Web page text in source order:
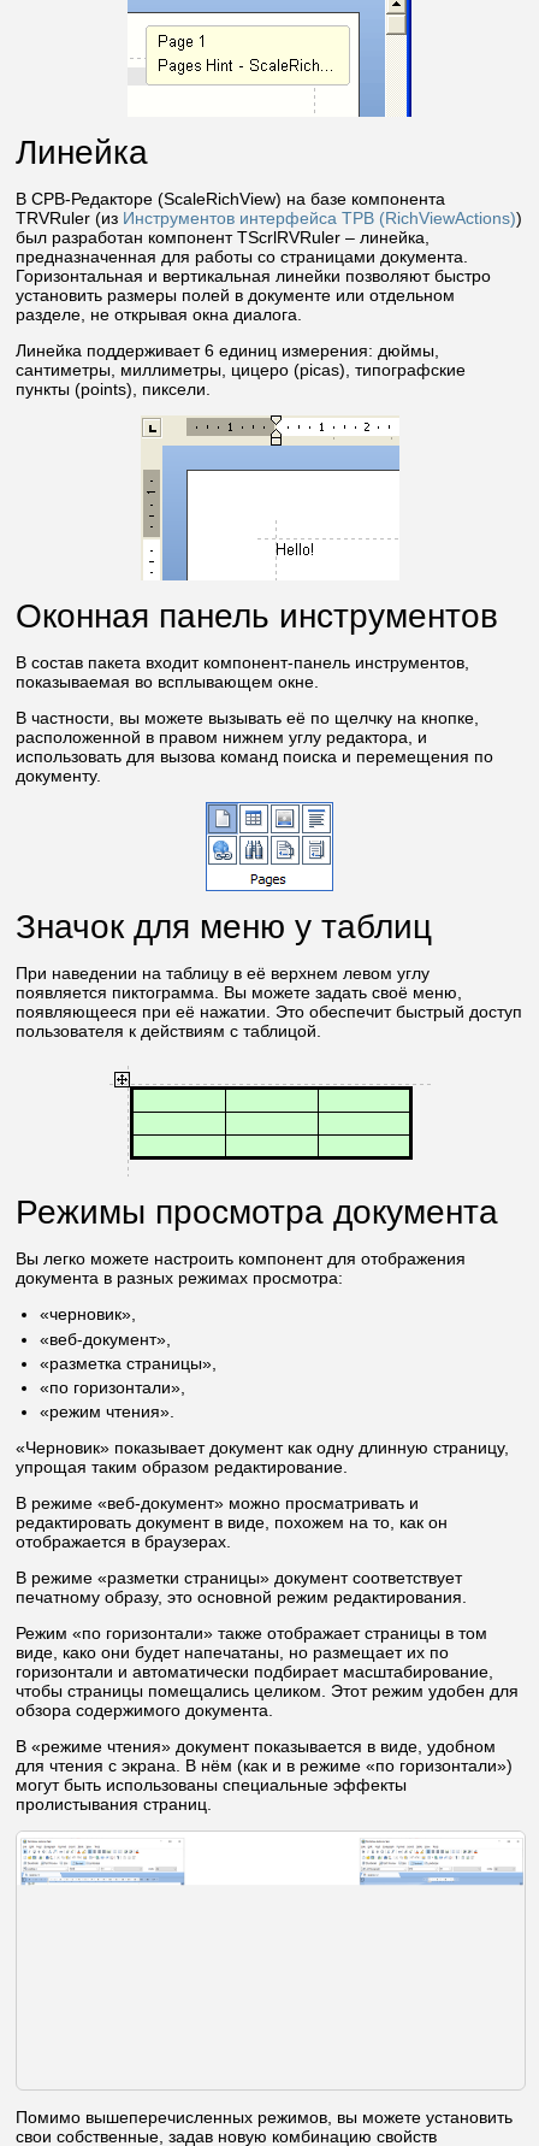
Линейка
В СРВ-Редакторе (ScaleRichView) на базе компонента
TRVRuler (из Инструментов интерфейса ТРВ (RichViewActions))
был разработан компонент TScrlRVRuler – линейка,
предназначенная для работы со страницами документа.
Горизонтальная и вертикальная линейки позволяют быстро
установить размеры полей в документе или отдельном
разделе, не открывая окна диалога.
Линейка поддерживает 6 единиц измерения: дюймы,
сантиметры, миллиметры, цицеро (picas), типографские
пункты (points), пиксели.
Оконная панель инструментов
В состав пакета входит компонент-панель инструментов,
показываемая во всплывающем окне.
В частности, вы можете вызывать её по щелчку на кнопке,
расположенной в правом нижнем углу редактора, и
использовать для вызова команд поиска и перемещения по
документу.
Значок для меню у таблиц
При наведении на таблицу в её верхнем левом углу
появляется пиктограмма. Вы можете задать своё меню,
появляющееся при её нажатии. Это обеспечит быстрый доступ
пользователя к действиям с таблицой.
Режимы просмотра документа
Вы легко можете настроить компонент для отображения
документа в разных режимах просмотра:
«черновик»,
«веб-документ»,
«разметка страницы»,
«по горизонтали»,
«режим чтения».
«Черновик» показывает документ как одну длинную страницу,
упрощая таким образом редактирование.
В режиме «веб-документ» можно просматривать и
редактировать документ в виде, похожем на то, как он
отображается в браузерах.
В режиме «разметки страницы» документ соответствует
печатному образу, это основной режим редактирования.
Режим «по горизонтали» также отображает страницы в том
виде, како они будет напечатаны, но размещает их по
горизонтали и автоматически подбирает масштабирование,
чтобы страницы помещались целиком. Этот режим удобен для
обзора содержимого документа.
В «режиме чтения» документ показывается в виде, удобном
для чтения с экрана. В нём (как и в режиме «по горизонтали»)
могут быть использованы специальные эффекты
пролистывания страниц.
Помимо вышеперечисленных режимов, вы можете установить
свои собственные, задав новую комбинацию свойств